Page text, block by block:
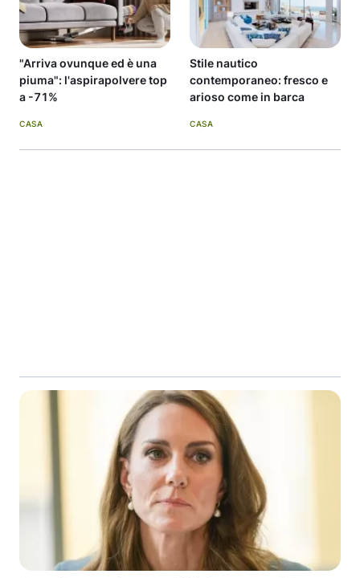
"Arriva ovunque ed è una
piuma": l'aspirapolvere top
a -71%
CASA
Stile nautico
contemporaneo: fresco e
arioso come in barca
CASA